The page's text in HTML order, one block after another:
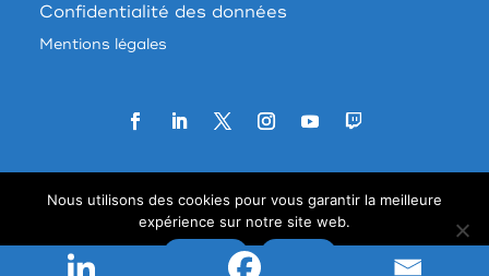
Confidentialité des données
Mentions légales
Agence web: 33 francs
Nous utilisons des cookies pour vous garantir la meilleure
expérience sur notre site web.
Accepter